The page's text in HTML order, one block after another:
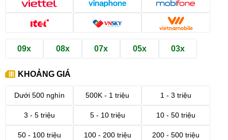
09x 08x 07x 05x 03x
KHOẢNG GIÁ
Dưới 500 nghìn 500K - 1 triệu 1 - 3 triệu
3 - 5 triệu 5 - 10 triệu 10 - 50 triệu
50 - 100 triệu 100 - 200 triệu 200 - 500 triệu